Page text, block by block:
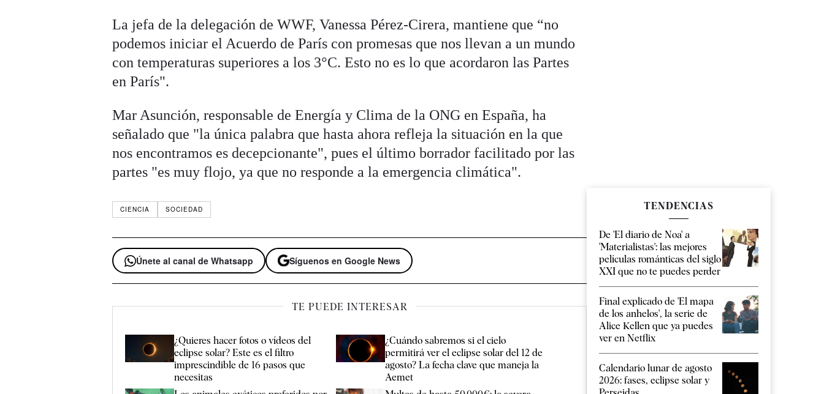
La jefa de la delegación de WWF, Vanessa Pérez-Cirera, mantiene que “no
podemos iniciar el Acuerdo de París con promesas que nos llevan a un mundo
con temperaturas superiores a los 3°C. Esto no es lo que acordaron las Partes
en París".
Mar Asunción, responsable de Energía y Clima de la ONG en España, ha
señalado que "la única palabra que hasta ahora refleja la situación en la que
nos encontramos es decepcionante", pues el último borrador facilitado por las
partes "es muy flojo, ya que no responde a la emergencia climática".
CIENCIA SOCIEDAD
Únete al canal de Whatsapp Síguenos en Google News
TE PUEDE INTERESAR
¿Quieres hacer fotos o vídeos del
eclipse solar? Este es el filtro
imprescindible de 16 pasos que
necesitas
¿Cuándo sabremos si el cielo
permitirá ver el eclipse solar del 12 de
agosto? La fecha clave que maneja la
Aemet
TENDENCIAS
De 'El diario de Noa' a
'Materialistas': las mejores
películas románticas del siglo
XXI que no te puedes perder
Final explicado de 'El mapa
de los anhelos', la serie de
Alice Kellen que ya puedes
ver en Netflix
Calendario lunar de agosto
2026: fases, eclipse solar y